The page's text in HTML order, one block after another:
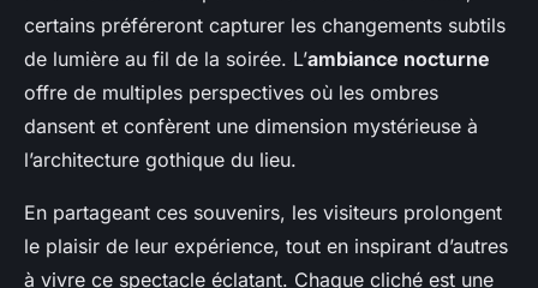
certains préféreront capturer les changements subtils
de lumière au fil de la soirée. L’ambiance nocturne
offre de multiples perspectives où les ombres
dansent et confèrent une dimension mystérieuse à
l’architecture gothique du lieu.
En partageant ces souvenirs, les visiteurs prolongent
le plaisir de leur expérience, tout en inspirant d’autres
à vivre ce spectacle éclatant. Chaque cliché est une